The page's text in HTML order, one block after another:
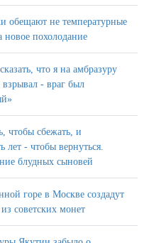
обещают не температурные
новое похолодание
что я на амбразуру
взрывал - враг был
чтобы сбежать, и
лет - чтобы вернуться.
блудных сыновей
горе в Москве создадут
советских монет